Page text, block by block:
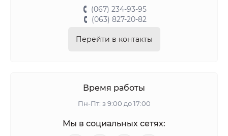
(067) 234-93-95
(063) 827-20-82
Перейти в контакты
Время работы
Пн-Пт: з 9:00 до 17:00
Мы в социальных сетях: